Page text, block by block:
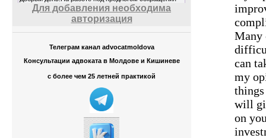
Для добавления необходима
авторизация
Телеграм канал advocatmoldova
Консультации адвоката в Молдове и Кишиневе
с более чем 25 летней практикой
Many
can
my
will
on